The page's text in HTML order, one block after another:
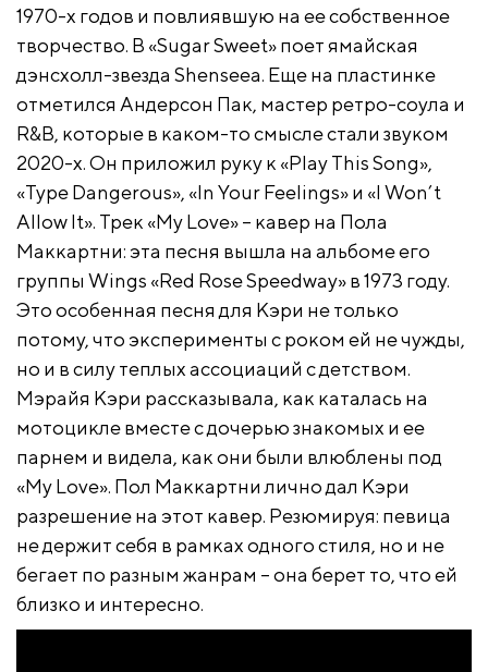
1970-х годов и повлиявшую на ее собственное
творчество. В «Sugar Sweet» поет ямайская
дэнсхолл-звезда Shenseea. Еще на пластинке
отметился Андерсон Пак, мастер ретро-соула и
R&B, которые в каком-то смысле стали звуком
2020-х. Он приложил руку к «Play This Song»,
«Type Dangerous», «In Your Feelings» и «I Won’t
Allow It». Трек «My Love» – кавер на Пола
Маккартни: эта песня вышла на альбоме его
группы Wings «Red Rose Speedway» в 1973 году.
Это особенная песня для Кэри не только
потому, что эксперименты с роком ей не чужды,
но и в силу теплых ассоциаций с детством.
Мэрайя Кэри рассказывала, как каталась на
мотоцикле вместе с дочерью знакомых и ее
парнем и видела, как они были влюблены под
«My Love». Пол Маккартни лично дал Кэри
разрешение на этот кавер. Резюмируя: певица
не держит себя в рамках одного стиля, но и не
бегает по разным жанрам – она берет то, что ей
близко и интересно.